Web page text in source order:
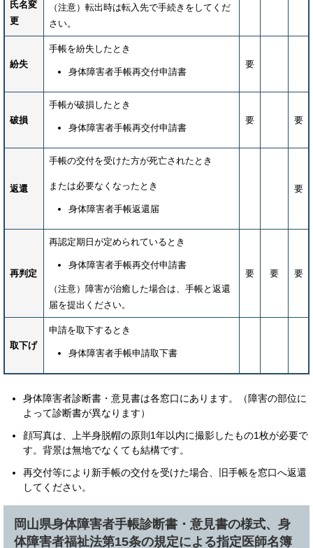
氏名変
更
（注意）転出時は転入先で手続きをしてくだ
さい。
紛失
手帳を紛失したとき
身体障害者手帳再交付申請書
要
破損
手帳が破損したとき
身体障害者手帳再交付申請書
要 要
返還
手帳の交付を受けた方が死亡されたとき
または必要なくなったとき
身体障害者手帳返還届
要
再判定
再認定期日が定められているとき
身体障害者手帳再交付申請書
（注意）障害が治癒した場合は、手帳と返還
届を提出ください。
要 要 要
取下げ
申請を取下するとき
身体障害者手帳申請取下書
身体障害者診断書・意見書は各窓口にあります。（障害の部位に
よって診断書が異なります）
顔写真は、上半身脱帽の原則1年以内に撮影したもの1枚が必要で
す。背景は無地でなくても結構です。
再交付等により新手帳の交付を受けた場合、旧手帳を窓口へ返還
してください。
岡山県身体障害者手帳診断書・意見書の様式、身
体障害者福祉法第15条の規定による指定医師名簿